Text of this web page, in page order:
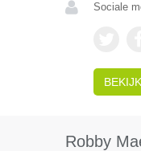
Sociale
Robby